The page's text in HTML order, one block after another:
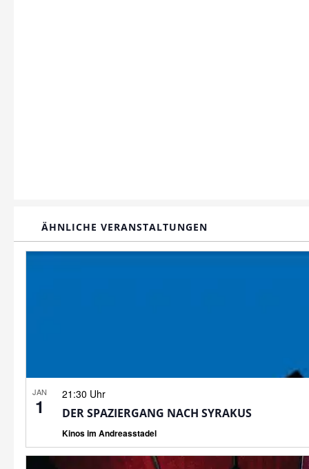
ÄHNLICHE VERANSTALTUNGEN
JAN
1
21:30 Uhr
DER SPAZIERGANG NACH SYRAKUS
Kinos im Andreasstadel